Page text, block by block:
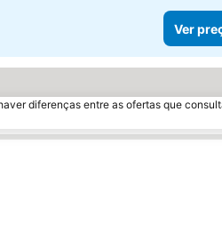
Ver
diferenças entre as ofertas que